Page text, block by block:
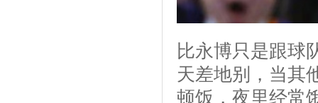
比永博只是跟球
天差地别，当其
顿饭，夜里经常